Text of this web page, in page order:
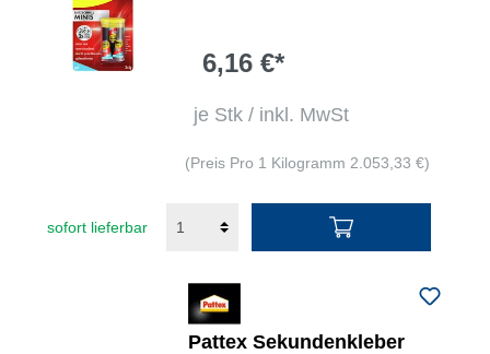
6,16 €*
je Stk / inkl. MwSt
(Preis Pro 1 Kilogramm 2.053,33 €)
sofort lieferbar
Pattex Sekundenkleber